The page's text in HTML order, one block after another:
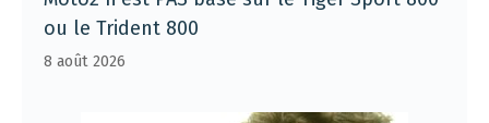
ou le Trident 800
8 août 2026